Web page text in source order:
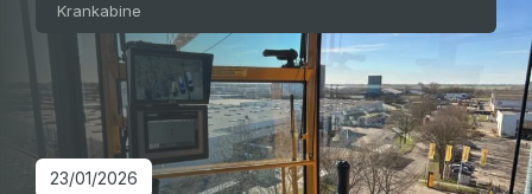
eLift
Aftersales
Über uns
Krankabine
23/01/2026